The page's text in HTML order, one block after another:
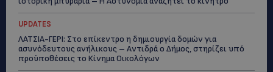
UPDATES
ΛΑΤΣΙΑ-ΓΕΡΙ: Στο επίκεντρο η δημιουργία δομών για
ασυνόδευτους ανήλικους – Αντιδρά ο Δήμος, στηρίζει υπό
προϋποθέσεις το Κίνημα Οικολόγων